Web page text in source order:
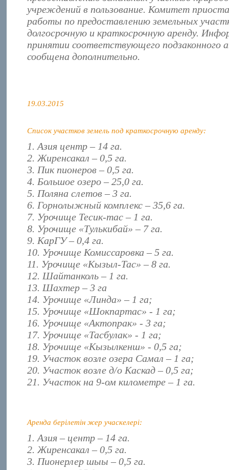
учреждений в пользование. Комитет
работы по предоставлению земельных
долгосрочную и краткосрочную аренду.
принятии соответствующего подзаконного
сообщена дополнительно.
19.03.2015
Список участков земель под краткосрочную аренду:
1. Азия центр – 14 га.
2. Жиренсакал – 0,5 га.
3. Пик пионеров – 0,5 га.
4. Большое озеро – 25,0 га.
5. Поляна слетов – 3 га.
6. Горнолыжный комплекс – 35,6 га.
7. Урочище Тесик-тас – 1 га.
8. Урочище «Тулькибай» – 7 га.
9. КарГУ – 0,4 га.
10. Урочище Комиссаровка – 5 га.
11. Урочище «Кызыл-Тас» – 8 га.
12. Шайтанколь – 1 га.
13. Шахтер – 3 га
14. Урочище «Линда» – 1 га;
15. Урочище «Шокпартас» - 1 га;
16. Урочище «Актопрак» - 3 га;
17. Урочище «Тасбулак» - 1 га;
18. Урочище «Кызылкенш» - 0,5 га;
19. Участок возле озера Самал – 1 га;
20. Участок возле д/о Каскад – 0,5 га;
21. Участок на 9-ом километре – 1 га.
Аренда берілетін жер учаскелері:
1. Азия – центр – 14 га.
2. Жиренсакал – 0,5 га.
3. Пионерлер шыы – 0,5 га.